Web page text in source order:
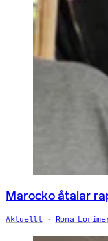
Marocko åtalar
Aktuellt Rona